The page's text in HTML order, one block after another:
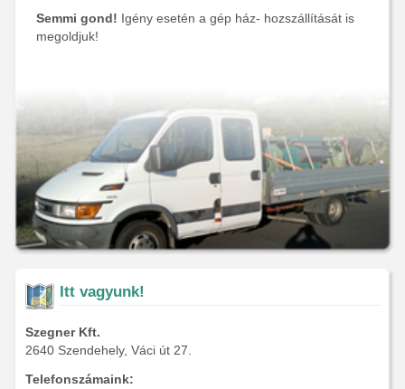
Semmi gond! Igény esetén a gép ház- hozszállítását is
megoldjuk!
Itt vagyunk!
Szegner Kft.
2640 Szendehely, Váci út 27.
Telefonszámaink: